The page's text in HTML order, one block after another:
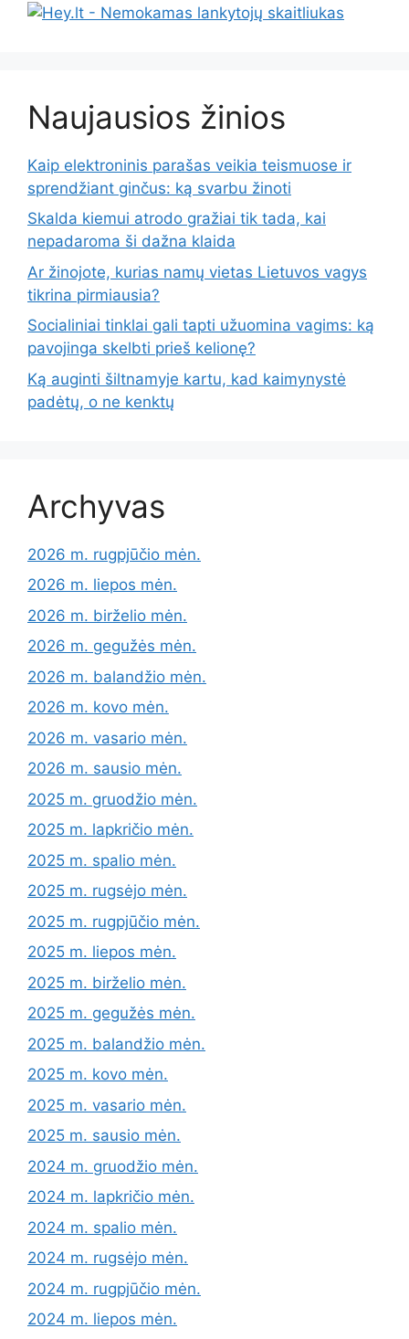
Naujausios žinios
Kaip elektroninis parašas veikia teismuose ir
sprendžiant ginčus: ką svarbu žinoti
Skalda kiemui atrodo gražiai tik tada, kai
nepadaroma ši dažna klaida
Ar žinojote, kurias namų vietas Lietuvos vagys
tikrina pirmiausia?
Socialiniai tinklai gali tapti užuomina vagims: ką
pavojinga skelbti prieš kelionę?
Ką auginti šiltnamyje kartu, kad kaimynystė
padėtų, o ne kenktų
Archyvas
2026 m. rugpjūčio mėn.
2026 m. liepos mėn.
2026 m. birželio mėn.
2026 m. gegužės mėn.
2026 m. balandžio mėn.
2026 m. kovo mėn.
2026 m. vasario mėn.
2026 m. sausio mėn.
2025 m. gruodžio mėn.
2025 m. lapkričio mėn.
2025 m. spalio mėn.
2025 m. rugsėjo mėn.
2025 m. rugpjūčio mėn.
2025 m. liepos mėn.
2025 m. birželio mėn.
2025 m. gegužės mėn.
2025 m. balandžio mėn.
2025 m. kovo mėn.
2025 m. vasario mėn.
2025 m. sausio mėn.
2024 m. gruodžio mėn.
2024 m. lapkričio mėn.
2024 m. spalio mėn.
2024 m. rugsėjo mėn.
2024 m. rugpjūčio mėn.
2024 m. liepos mėn.